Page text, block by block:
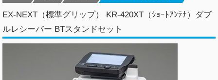
EX-NEXT（標準グリップ） KR-420XT（ｼｮｰﾄｱﾝﾃﾅ）ダブ
ルレシーバー BTスタンドセット